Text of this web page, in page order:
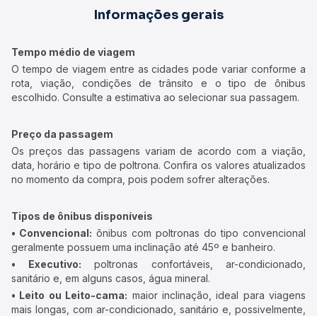
Informações gerais
Tempo médio de viagem
O tempo de viagem entre as cidades pode variar conforme a
rota, viação, condições de trânsito e o tipo de ônibus
escolhido. Consulte a estimativa ao selecionar sua passagem.
Preço da passagem
Os preços das passagens variam de acordo com a viação,
data, horário e tipo de poltrona. Confira os valores atualizados
no momento da compra, pois podem sofrer alterações.
Tipos de ônibus disponíveis
• Convencional: ônibus com poltronas do tipo convencional
geralmente possuem uma inclinação até 45º e banheiro.
• Executivo: poltronas confortáveis, ar-condicionado,
sanitário e, em alguns casos, água mineral.
• Leito ou Leito-cama: maior inclinação, ideal para viagens
mais longas, com ar-condicionado, sanitário e, possivelmente,